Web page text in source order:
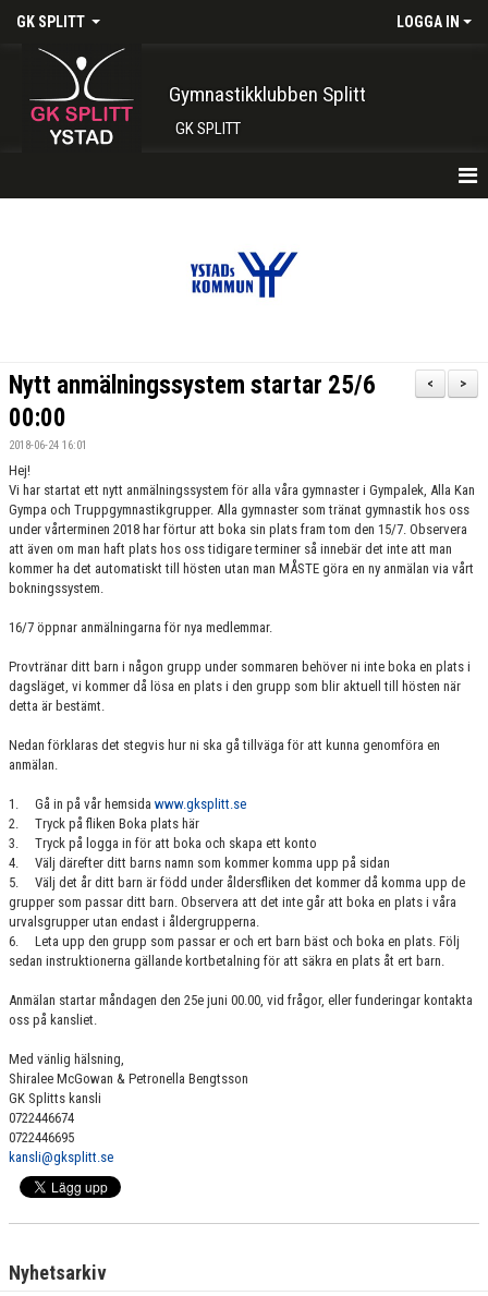
GK SPLITT LOGGA IN
Gymnastikklubben Splitt
GK SPLITT
INTRESSEANMÄLAN
GRUPPER OCH TIDER
STÖDMEDLEM
SPONSRING
FUNKTIONÄRER
FRITIDSKORTET
>
<
Nytt anmälningssystem startar 25/6
00:00
2018-06-24 16:01
Hej!
Vi har startat ett nytt anmälningssystem för alla våra gymnaster i Gympalek, Alla Kan
Gympa och Truppgymnastikgrupper. Alla gymnaster som tränat gymnastik hos oss
under vårterminen 2018 har förtur att boka sin plats fram tom den 15/7. Observera
att även om man haft plats hos oss tidigare terminer så innebär det inte att man
kommer ha det automatiskt till hösten utan man MÅSTE göra en ny anmälan via vårt
bokningssystem.
16/7 öppnar anmälningarna för nya medlemmar.
Provtränar ditt barn i någon grupp under sommaren behöver ni inte boka en plats i
dagsläget, vi kommer då lösa en plats i den grupp som blir aktuell till hösten när
detta är bestämt.
Nedan förklaras det stegvis hur ni ska gå tillväga för att kunna genomföra en
anmälan.
1. Gå in på vår hemsida www.gksplitt.se
2. Tryck på fliken Boka plats här
3. Tryck på logga in för att boka och skapa ett konto
4. Välj därefter ditt barns namn som kommer komma upp på sidan
5. Välj det år ditt barn är född under åldersfliken det kommer då komma upp de
grupper som passar ditt barn. Observera att det inte går att boka en plats i våra
urvalsgrupper utan endast i åldergrupperna.
6. Leta upp den grupp som passar er och ert barn bäst och boka en plats. Följ
sedan instruktionerna gällande kortbetalning för att säkra en plats åt ert barn.
Anmälan startar måndagen den 25e juni 00.00, vid frågor, eller funderingar kontakta
oss på kansliet.
Med vänlig hälsning,
Shiralee McGowan & Petronella Bengtsson
GK Splitts kansli
0722446674
0722446695
kansli@gksplitt.se
Nyhetsarkiv